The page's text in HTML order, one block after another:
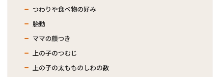
つわりや食べ物の好み
胎動
ママの顔つき
上の子のつむじ
上の子の太もものしわの数